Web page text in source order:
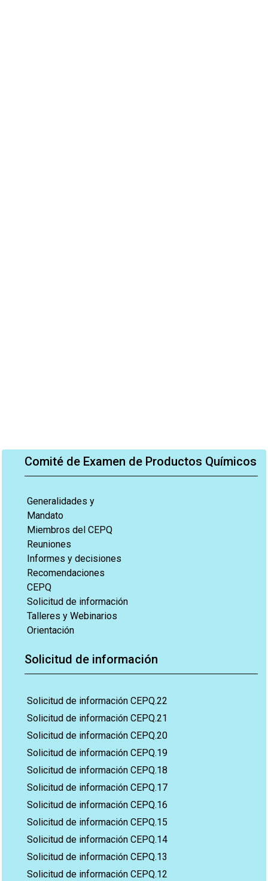
Comité de Examen de Productos Químicos
Generalidades y
Mandato
Miembros del CEPQ
Reuniones
Informes y decisiones
Recomendaciones
CEPQ
Solicitud de información
Talleres y Webinarios
Orientación
Solicitud de información
Solicitud de información CEPQ.22
Solicitud de información CEPQ.21
Solicitud de información CEPQ.20
Solicitud de información CEPQ.19
Solicitud de información CEPQ.18
Solicitud de información CEPQ.17
Solicitud de información CEPQ.16
Solicitud de información CEPQ.15
Solicitud de información CEPQ.14
Solicitud de información CEPQ.13
Solicitud de información CEPQ.12